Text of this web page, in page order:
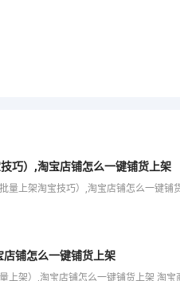
巧）,淘宝店铺怎么一键铺货上架
铺怎么一键铺货上架